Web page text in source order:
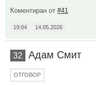
Коментиран от #41
19:04 14.05.2026
32 Адам Смит
ОТГОВОР